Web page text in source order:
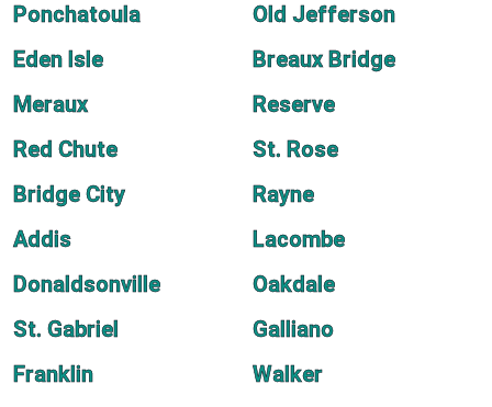
Ponchatoula
Old Jefferson
Eden Isle
Breaux Bridge
Meraux
Reserve
Red Chute
St. Rose
Bridge City
Rayne
Addis
Lacombe
Donaldsonville
Oakdale
St. Gabriel
Galliano
Franklin
Walker